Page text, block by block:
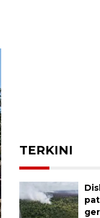
TERKINI